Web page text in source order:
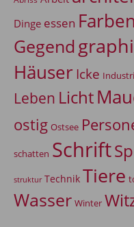
Dinge essen Farben
Gegend
Häuser Icke
Leben Licht
ostig Ostsee
schatten Schrift
struktur Technik Tiere
Wasser Winter